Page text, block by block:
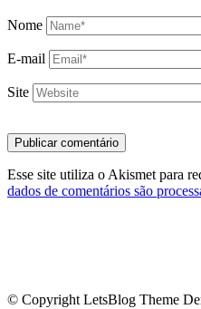
Nome
E-mail
Site
Esse site utiliza o Akismet para
dados de comentários são
© Copyright LetsBlog Theme